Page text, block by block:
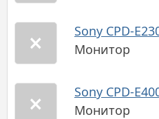
Sony CPD-
Монитор
Sony CPD-
Монитор